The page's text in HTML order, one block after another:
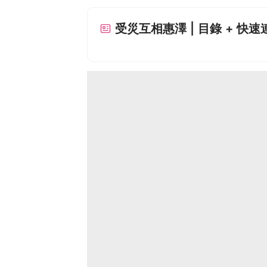
受災互相惠澤 | 目錄 + 快速